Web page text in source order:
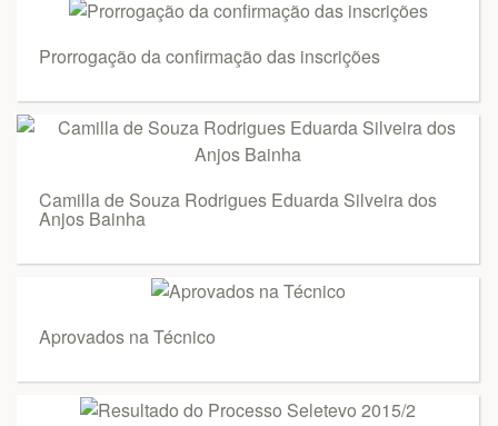
Prorrogação da confirmação das inscrições
Camilla de Souza Rodrigues Eduarda Silveira dos
Anjos Bainha
Aprovados na Técnico